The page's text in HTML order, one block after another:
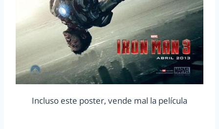
Incluso este poster, vende mal la película